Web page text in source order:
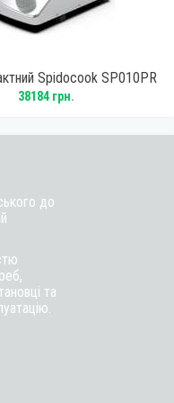
Spidocook SP010PR
38184 грн.
до
та